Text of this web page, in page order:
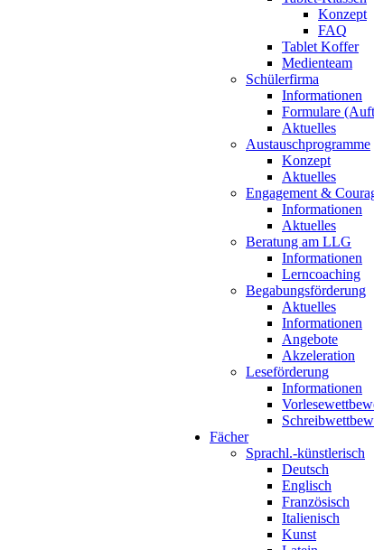
Konzept
FAQ
Tablet Koffer
Medienteam
Schülerfirma
Informationen
Formulare
Aktuelles
Austauschprogramme
Konzept
Aktuelles
Engagement &
Informationen
Aktuelles
Beratung am LLG
Informationen
Lerncoaching
Begabungsförderung
Aktuelles
Informationen
Angebote
Akzeleration
Leseförderung
Informationen
Fächer
Sprachl.-künstlerisch
Deutsch
Englisch
Französisch
Italienisch
Kunst